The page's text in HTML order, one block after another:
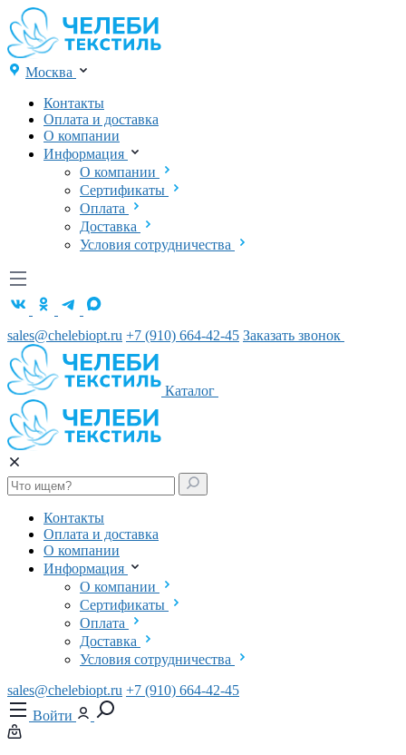
Москва
Контакты
Оплата и доставка
О компании
Информация
О компании
Сертификаты
Оплата
Доставка
Условия сотрудничества
sales@chelebiopt.ru +7 (910) 664-42-45 Заказать звонок
Каталог
Контакты
Оплата и доставка
О компании
Информация
О компании
Сертификаты
Оплата
Доставка
Условия сотрудничества
sales@chelebiopt.ru +7 (910) 664-42-45
Войти